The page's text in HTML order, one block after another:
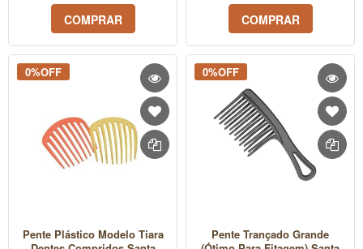
COMPRAR COMPRAR
0%OFF
Pente Plástico Modelo Tiara
0%OFF
Pente Trançado Grande